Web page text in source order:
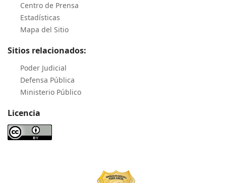
Centro de Prensa
Estadísticas
Mapa del Sitio
Sitios relacionados:
Poder Judicial
Defensa Pública
Ministerio Público
Licencia